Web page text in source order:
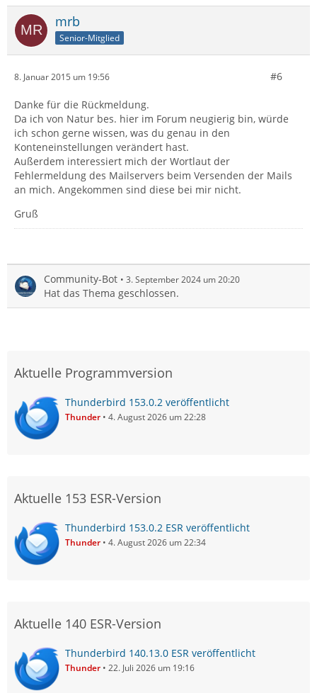
mrb
Senior-Mitglied
8. Januar 2015 um 19:56 #6
Danke für die Rückmeldung.
Da ich von Natur bes. hier im Forum neugierig bin, würde
ich schon gerne wissen, was du genau in den
Konteneinstellungen verändert hast.
Außerdem interessiert mich der Wortlaut der
Fehlermeldung des Mailservers beim Versenden der Mails
an mich. Angekommen sind diese bei mir nicht.
Gruß
Community-Bot 3. September 2024 um 20:20
Hat das Thema geschlossen.
Aktuelle Programmversion
Thunderbird 153.0.2 veröffentlicht
Thunder 4. August 2026 um 22:28
Aktuelle 153 ESR-Version
Thunderbird 153.0.2 ESR veröffentlicht
Thunder 4. August 2026 um 22:34
Aktuelle 140 ESR-Version
Thunderbird 140.13.0 ESR veröffentlicht
Thunder 22. Juli 2026 um 19:16